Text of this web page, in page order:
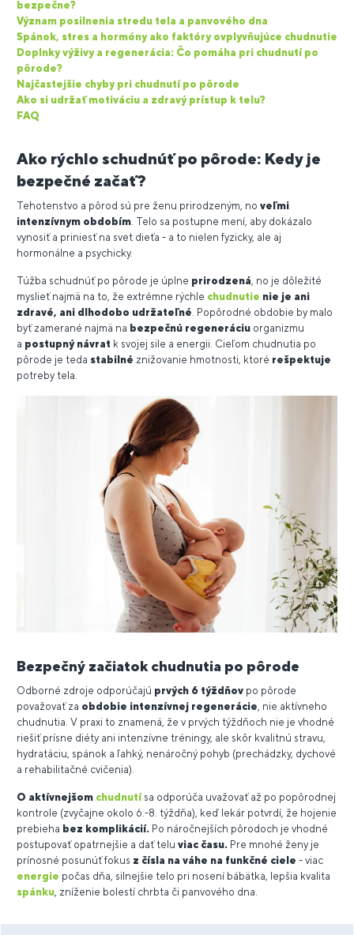
bezpečne?
Význam posilnenia stredu tela a panvového dna
Spánok, stres a hormóny ako faktóry ovplyvňujúce chudnutie
Doplnky výživy a regenerácia: Čo pomáha pri chudnutí po
pôrode?
Najčastejšie chyby pri chudnutí po pôrode
Ako si udržať motiváciu a zdravý prístup k telu?
FAQ
Ako rýchlo schudnúť po pôrode: Kedy je
bezpečné začať?
Tehotenstvo a pôrod sú pre ženu prirodzeným, no veľmi
intenzívnym obdobím . Telo sa postupne mení, aby dokázalo
vynosiť a priniesť na svet dieťa - a to nielen fyzicky, ale aj
hormonálne a psychicky.
Túžba schudnúť po pôrode je úplne prirodzená , no je dôležité
myslieť najmä na to, že extrémne rýchle chudnutie nie je ani
zdravé, ani dlhodobo udržateľné . Popôrodné obdobie by malo
byť zamerané najmä na bezpečnú regeneráciu organizmu
a postupný návrat k svojej sile a energii. Cieľom chudnutia po
pôrode je teda stabilné znižovanie hmotnosti, ktoré rešpektuje
potreby tela.
Bezpečný začiatok chudnutia po pôrode
Odborné zdroje odporúčajú prvých 6 týždňov po pôrode
považovať za obdobie intenzívnej regenerácie, nie aktívneho
chudnutia. V praxi to znamená, že v prvých týždňoch nie je vhodné
riešiť prísne diéty ani intenzívne tréningy, ale skôr kvalitnú stravu,
hydratáciu, spánok a ľahký, nenáročný pohyb (prechádzky, dychové
a rehabilitačné cvičenia).
O aktívnejšom chudnutísa odporúča uvažovať až po popôrodnej
kontrole (zvyčajne okolo 6.-8. týždňa), keď lekár potvrdí, že hojenie
prebieha bez komplikácií. Po náročnejších pôrodoch je vhodné
postupovať opatrnejšie a dať telu viac času. Pre mnohé ženy je
prínosné posunúť fokus z čísla na váhe na funkčné ciele - viac
energie počas dňa, silnejšie telo pri nosení bábätka, lepšia kvalita
spánku, zníženie bolestí chrbta či panvového dna.